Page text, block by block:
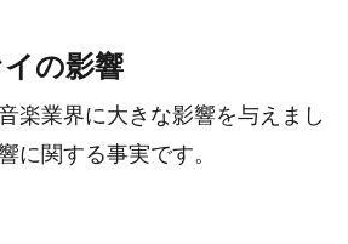
の影響
楽業界に大きな影響を与えまし
に関する事実です。